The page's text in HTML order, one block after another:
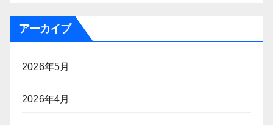
アーカイブ
2026年5月
2026年4月